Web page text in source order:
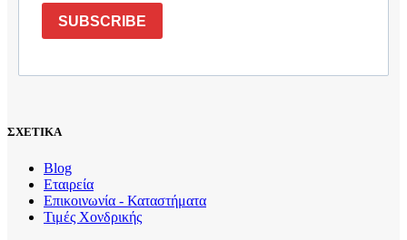
SUBSCRIBE
ΣΧΕΤΙΚΑ
Blog
Εταιρεία
Επικοινωνία - Καταστήματα
Τιμές Χονδρικής